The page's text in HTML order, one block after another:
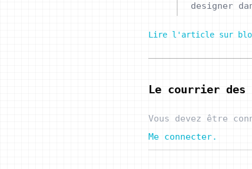
designer
Lire l'article sur
Le courrier des
Vous devez être
Me connecter.